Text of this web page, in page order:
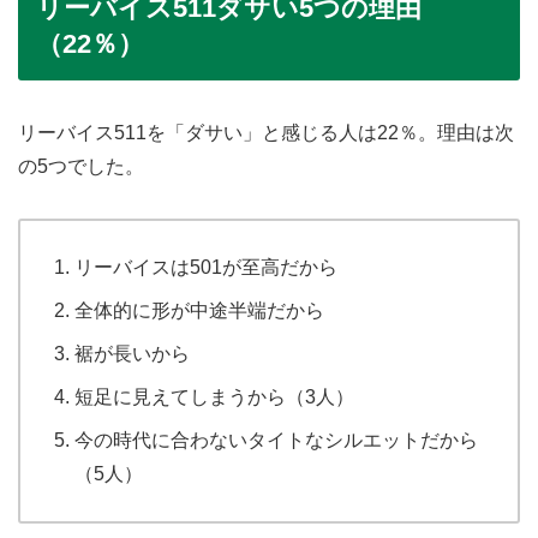
リーバイス511ダサい5つの理由
（22％）
リーバイス511を「ダサい」と感じる人は22％。理由は次
の5つでした。
リーバイスは501が至高だから
全体的に形が中途半端だから
裾が長いから
短足に見えてしまうから（3人）
今の時代に合わないタイトなシルエットだから
（5人）